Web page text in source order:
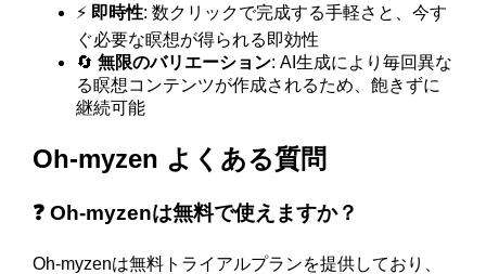
⚡ 即時性: 数クリックで完成する手軽さと、今す
ぐ必要な瞑想が得られる即効性
🔄無限のバリエーション: AI生成により毎回異な
る瞑想コンテンツが作成されるため、飽きずに
継続可能
Oh-myzen よくある質問
❓ Oh-myzenは無料で使えますか？
Oh-myzenは無料トライアルプランを提供しており、